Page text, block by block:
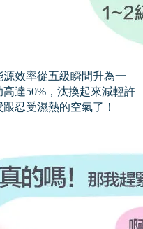
效率從五級瞬間升為一
達50%，汰換起來減輕許
忍受濕熱的空氣了！